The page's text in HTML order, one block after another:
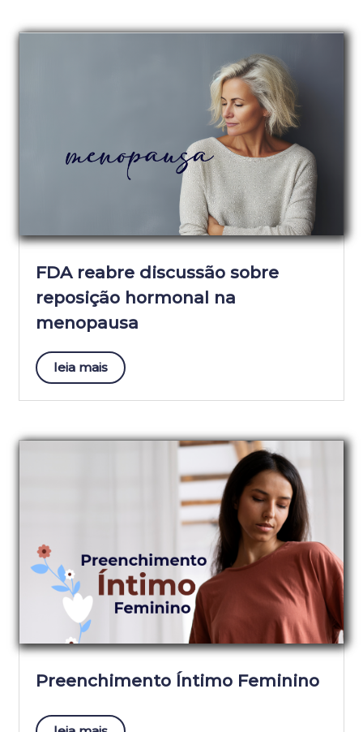
FDA reabre discussão sobre
reposição hormonal na
menopausa
leia mais
Preenchimento Íntimo Feminino